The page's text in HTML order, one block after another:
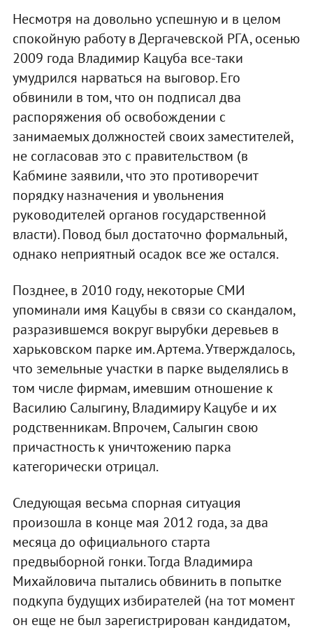
Несмотря на довольно успешную и в целом
спокойную работу в Дергачевской РГА, осенью
2009 года Владимир Кацуба все-таки
умудрился нарваться на выговор. Его
обвинили в том, что он подписал два
распоряжения об освобождении с
занимаемых должностей своих заместителей,
не согласовав это с правительством (в
Кабмине заявили, что это противоречит
порядку назначения и увольнения
руководителей органов государственной
власти). Повод был достаточно формальный,
однако неприятный осадок все же остался.
Позднее, в 2010 году, некоторые СМИ
упоминали имя Кацубы в связи со скандалом,
разразившемся вокруг вырубки деревьев в
харьковском парке им. Артема. Утверждалось,
что земельные участки в парке выделялись в
том числе фирмам, имевшим отношение к
Василию Салыгину, Владимиру Кацубе и их
родственникам. Впрочем, Салыгин свою
причастность к уничтожению парка
категорически отрицал.
Следующая весьма спорная ситуация
произошла в конце мая 2012 года, за два
месяца до официального старта
предвыборной гонки. Тогда Владимира
Михайловича пытались обвинить в попытке
подкупа будущих избирателей (на тот момент
он еще не был зарегистрирован кандидатом,